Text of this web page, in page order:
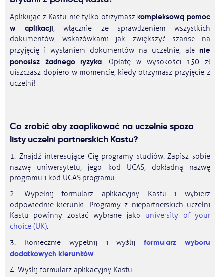
Aplikując z Kastu nie tylko otrzymaszkompleksową pomoc
w aplikacji, włącznie ze sprawdzeniem wszystkich
dokumentów, wskazówkami jak zwiększyć szanse na
przyjęcię i wysłaniem dokumentów na uczelnie, ale nie
ponosisz żadnego ryzyka. Opłatę w wysokości 150 zł
uiszczasz dopiero w momencie, kiedy otrzymasz przyjęcie z
uczelni!
Co zrobić aby zaaplikować na uczelnie spoza
listy uczelni partnerskich Kastu?
1. Znajdź interesujące Cię programy studiów. Zapisz sobie
nazwę uniwersytetu, jego kod UCAS, dokładną nazwę
programu i kod UCAS programu.
2. Wypełnij formularz aplikacyjny Kastu i wybierz
odpowiednie kierunki. Programy z niepartnerskich uczelni
Kastu powinny zostać wybrane jako university of your
choice (UK).
3. Koniecznie wypełnij i wyślij formularz wyboru
dodatkowych kierunków.
4. Wyślij formularz aplikacyjny Kastu.